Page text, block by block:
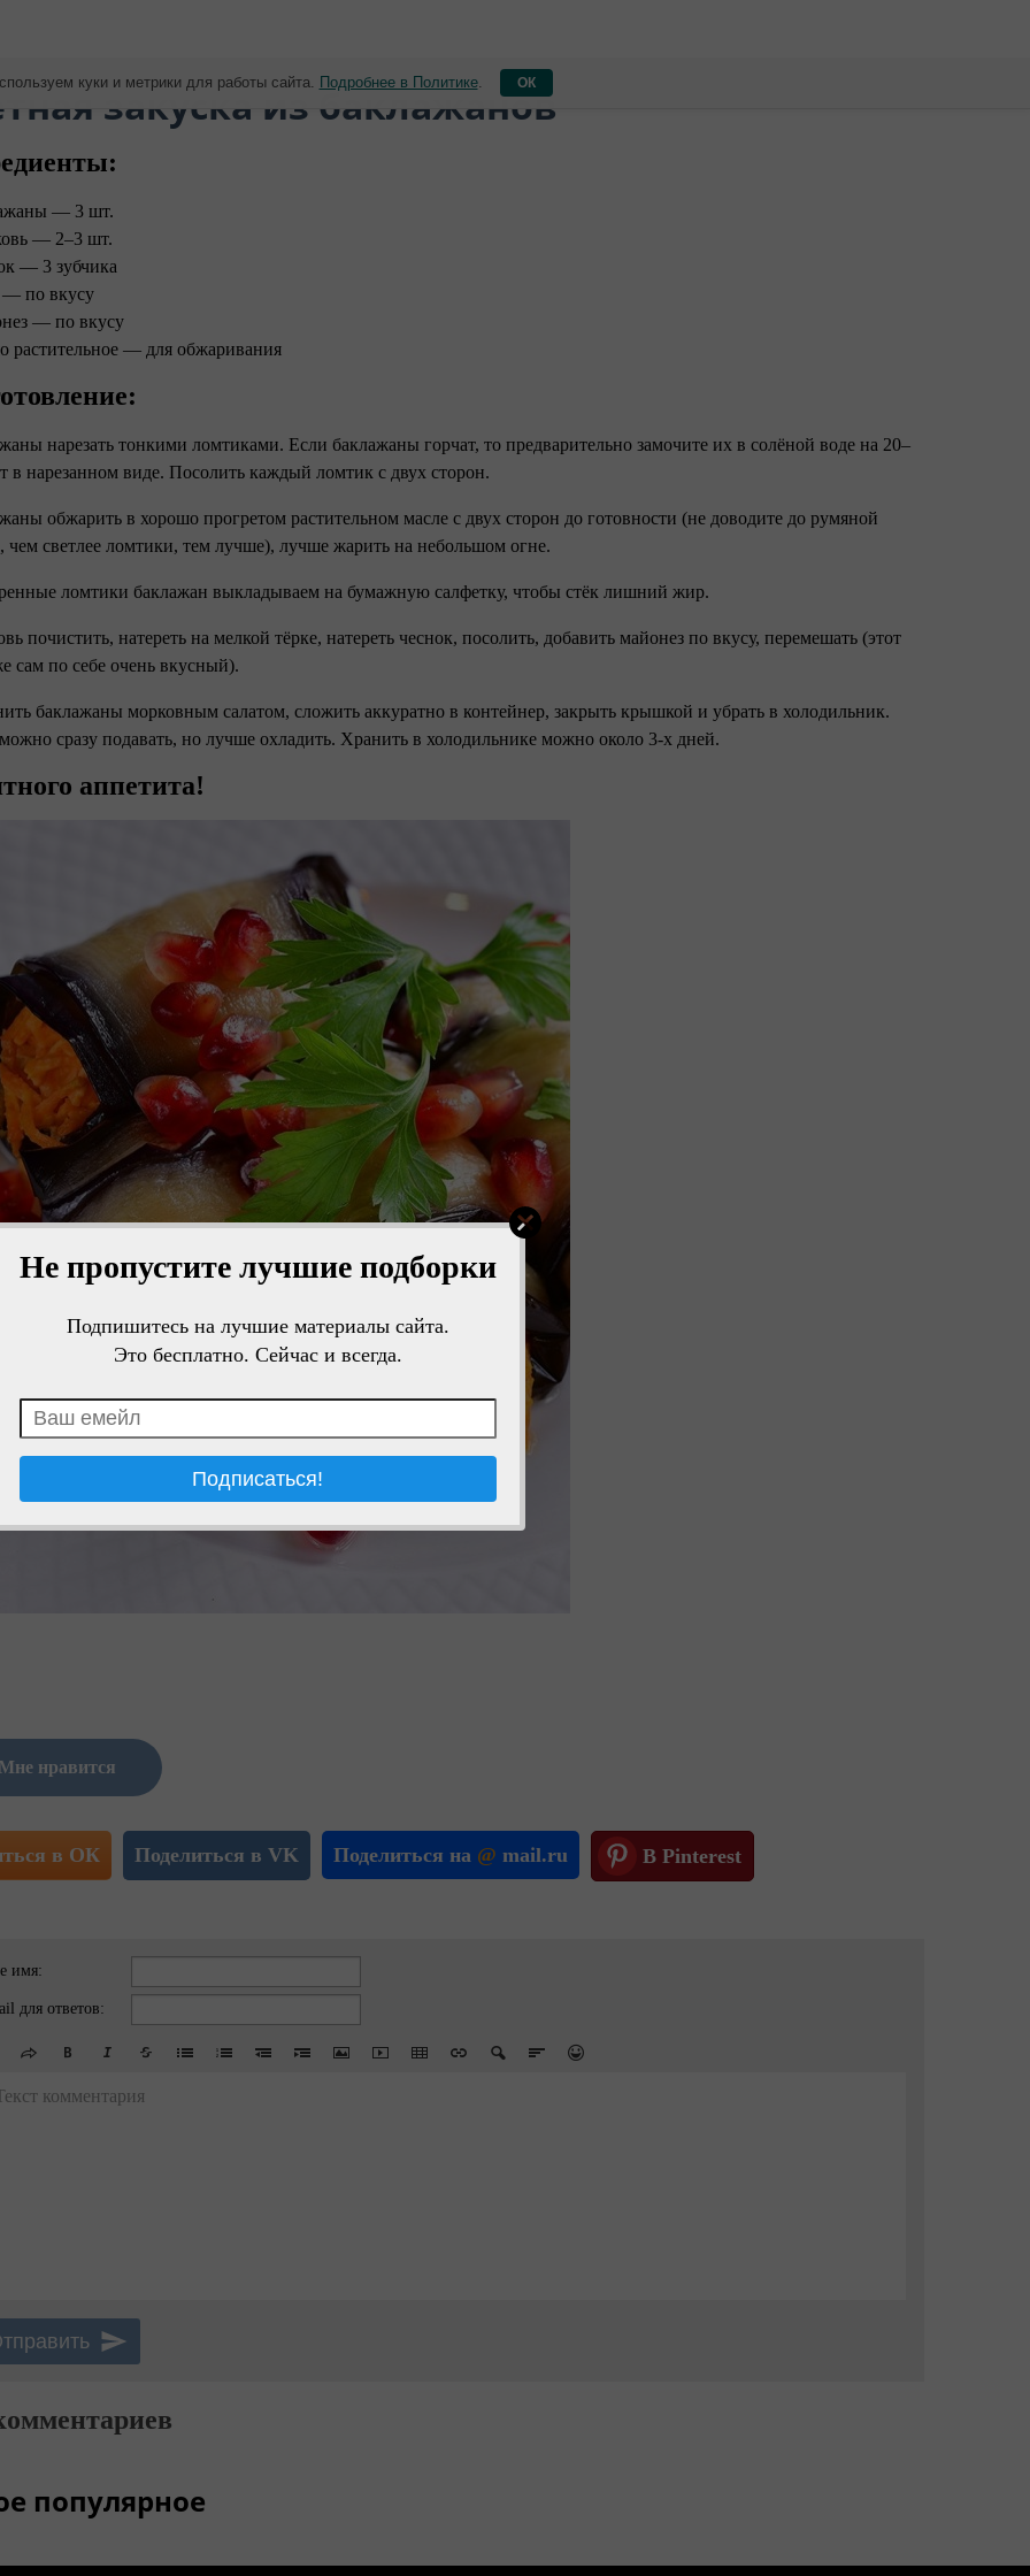
Не пропустите лучшие подборки
Подпишитесь на лучшие материалы сайта.
Это бесплатно. Сейчас и всегда.
закуска из баклажанов
— 3 шт.
— 2–3 шт.
— 3 зубчика
по вкусу
— по вкусу
растительное — для обжаривания
⠀
нарезать тонкими ломтиками. Если баклажаны горчат, то предварительно замочите их в солёной воде на 20–
в нарезанном виде. Посолить каждый ломтик с двух сторон.
обжарить в хорошо прогретом растительном масле с двух сторон до готовности (не доводите до румяной
чем светлее ломтики, тем лучше), лучше жарить на небольшом огне.
ломтики баклажан выкладываем на бумажную салфетку, чтобы стёк лишний жир.
почистить, натереть на мелкой тёрке, натереть чеснок, посолить, добавить майонез по вкусу, перемешать (этот
сам по себе очень вкусный).
баклажаны морковным салатом, сложить аккуратно в контейнер, закрыть крышкой и убрать в холодильник.
сразу подавать, но лучше охладить. Хранить в холодильнике можно около 3-х дней.
аппетита!
Мне нравится
в ОК Поделиться в VK Поделиться на @ mail.ru В Pinterest
имя:
для ответов:
комментария
популярное
куки и метрики для работы сайта. Подробнее в Политике. ОК